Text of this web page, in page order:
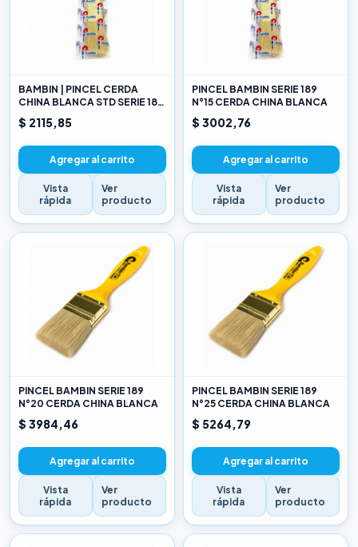
BAMBIN | PINCEL CERDA
CHINA BLANCA STD SERIE 189
10
$ 2115,85
Agregar al carrito
Vista
rápida
Ver
producto
PINCEL BAMBIN SERIE 189
N°15 CERDA CHINA BLANCA
$ 3002,76
Agregar al carrito
Vista
rápida
Ver
producto
PINCEL BAMBIN SERIE 189
N°20 CERDA CHINA BLANCA
$ 3984,46
Agregar al carrito
Vista
rápida
Ver
producto
PINCEL BAMBIN SERIE 189
N°25 CERDA CHINA BLANCA
$ 5264,79
Agregar al carrito
Vista
rápida
Ver
producto